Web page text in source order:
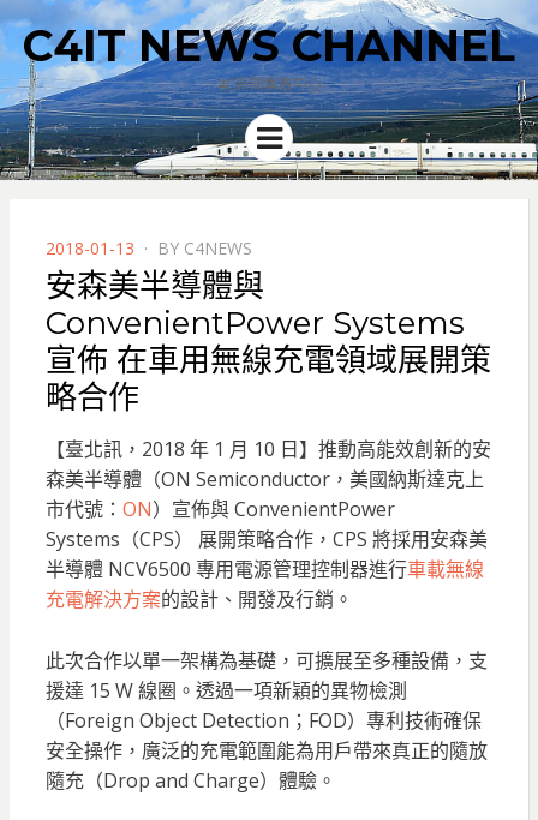
C4IT NEWS CHANNEL
4C新聞集散中心
Menu
POSTED
ON
2018-01-13 BY C4NEWS
安森美半導體與
ConvenientPower Systems
宣佈 在車用無線充電領域展開策
略合作
【臺北訊，2018 年 1 月 10 日】推動高能效創新的安
森美半導體（ON Semiconductor，美國納斯達克上
市代號： ON）宣佈與 ConvenientPower
Systems（CPS） 展開策略合作，CPS 將採用安森美
半導體 NCV6500 專用電源管理控制器進行車載無線
充電解決方案的設計、開發及行銷。
此次合作以單一架構為基礎，可擴展至多種設備，支
援達 15 W 線圈。透過一項新穎的異物檢測
（Foreign Object Detection；FOD）專利技術確保
安全操作，廣泛的充電範圍能為用戶帶來真正的隨放
隨充（Drop and Charge）體驗。